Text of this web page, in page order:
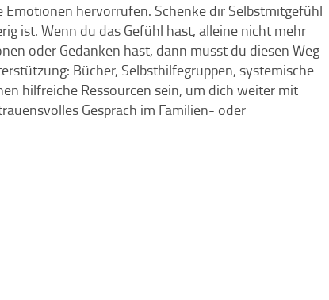
hervorrufen. Schenke dir Selbstmitgefühl
ist. Wenn du das Gefühl hast, alleine nicht mehr
oder Gedanken hast, dann musst du diesen Weg
Bücher, Selbsthilfegruppen, systemische
hilfreiche Ressourcen sein, um dich weiter mit
Gespräch im Familien- oder